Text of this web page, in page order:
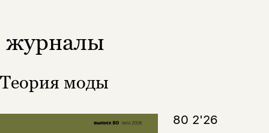
журналы
Теория моды
80 2'26